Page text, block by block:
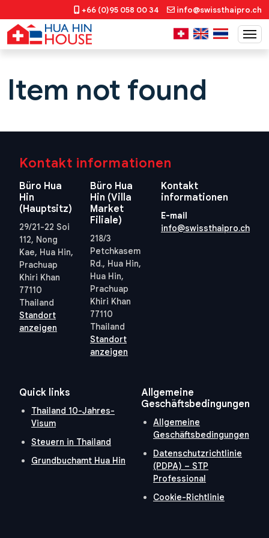
+66 (0)95 058 00 34 info@swissthaipro.ch
Item not found
Kontakt informationen
Büro Hua
Hin
(Hauptsitz)
29/21-22 Soi
112, Nong
Kae, Hua Hin,
Prachuap
Khiri Khan
77110
Thailand
Standort
anzeigen
Büro Hua
Hin (Villa
Market
Filiale)
218/3
Petchkasem
Rd., Hua Hin,
Hua Hin,
Prachuap
Khiri Khan
77110
Thailand
Standort
anzeigen
Kontakt
informationen
E-mail
info@swissthaipro.ch
Quick links
Thailand 10-Jahres-
Visum
Steuern in Thailand
Grundbuchamt Hua Hin
Allgemeine
Geschäftsbedingungen
Allgemeine
Geschäftsbedingungen
Datenschutzrichtlinie
(PDPA) – STP
Professional
Cookie-Richtlinie